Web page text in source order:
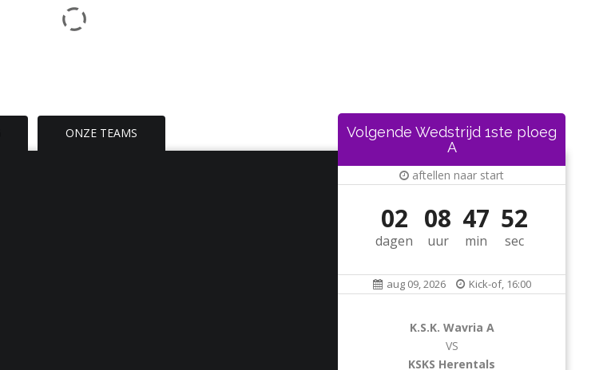
ONZE TEAMS
Volgende Wedstrijd 1ste ploeg
A
aftellen naar start
02
dagen
08
uur
47
min
52
sec
aug 09, 2026 Kick-of, 16:00
K.S.K. Wavria A
VS
KSKS Herentals